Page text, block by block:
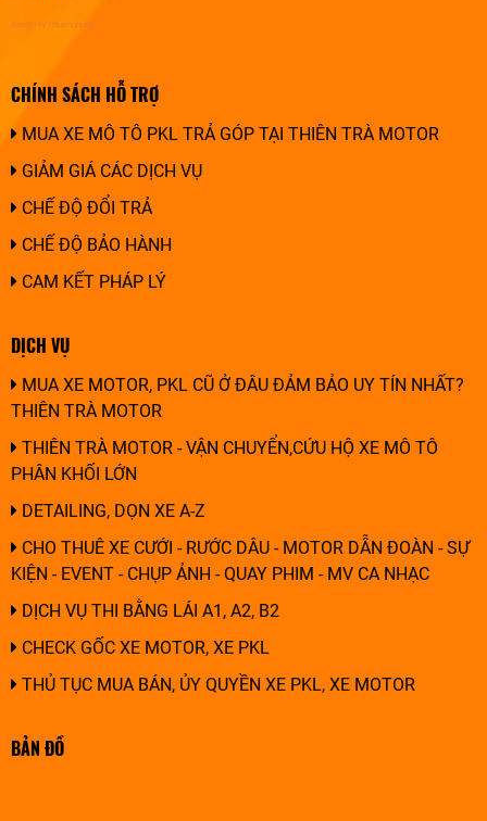
design by chuonghung
CHÍNH SÁCH HỖ TRỢ
MUA XE MÔ TÔ PKL TRẢ GÓP TẠI THIÊN TRÀ MOTOR
GIẢM GIÁ CÁC DỊCH VỤ
CHẾ ĐỘ ĐỔI TRẢ
CHẾ ĐỘ BẢO HÀNH
CAM KẾT PHÁP LÝ
DỊCH VỤ
MUA XE MOTOR, PKL CŨ Ở ĐÂU ĐẢM BẢO UY TÍN NHẤT?
THIÊN TRÀ MOTOR
THIÊN TRÀ MOTOR - VẬN CHUYỂN,CỨU HỘ XE MÔ TÔ
PHÂN KHỐI LỚN
DETAILING, DỌN XE A-Z
CHO THUÊ XE CƯỚI - RƯỚC DÂU - MOTOR DẪN ĐOÀN - SỰ
KIỆN - EVENT - CHỤP ẢNH - QUAY PHIM - MV CA NHẠC
DỊCH VỤ THI BẰNG LÁI A1, A2, B2
CHECK GỐC XE MOTOR, XE PKL
THỦ TỤC MUA BÁN, ỦY QUYỀN XE PKL, XE MOTOR
BẢN ĐỒ